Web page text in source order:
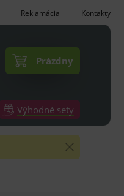
Reklamácia Kontakty
Prázdny
Výhodné sety